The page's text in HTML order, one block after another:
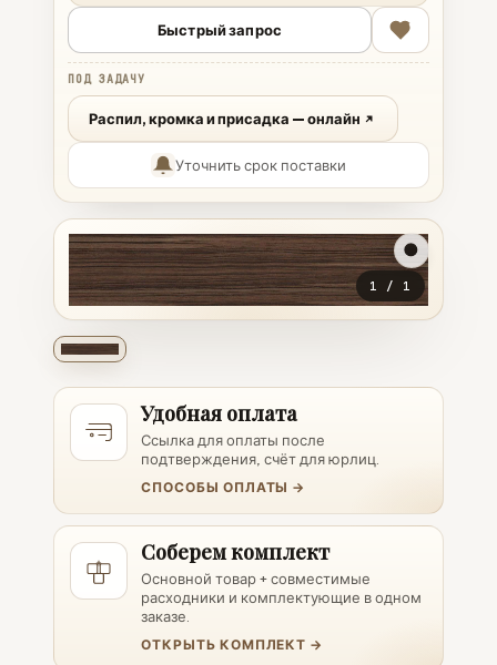
1 / 1
Быстрый запрос
ПОД ЗАДАЧУ
Распил, кромка и присадка — онлайн
Уточнить срок поставки
Удобная оплата
Ссылка для оплаты после
подтверждения, счёт для юрлиц.
СПОСОБЫ ОПЛАТЫ →
Соберем комплект
Основной товар + совместимые
расходники и комплектующие в одном
заказе.
ОТКРЫТЬ КОМПЛЕКТ →